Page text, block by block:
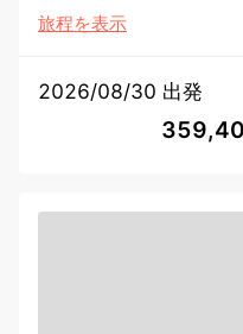
旅程を表示
2026/08/30 出発